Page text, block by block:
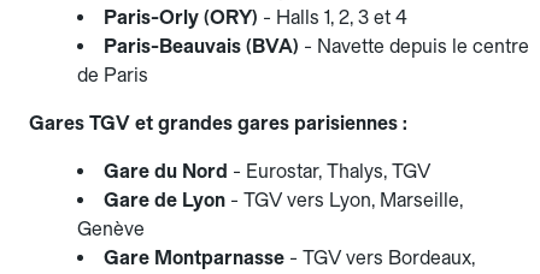
Paris-Orly (ORY) - Halls 1, 2, 3 et 4
Paris-Beauvais (BVA) - Navette depuis le centre
de Paris
Gares TGV et grandes gares parisiennes :
Gare du Nord - Eurostar, Thalys, TGV
Gare de Lyon - TGV vers Lyon, Marseille,
Genève
Gare Montparnasse - TGV vers Bordeaux,